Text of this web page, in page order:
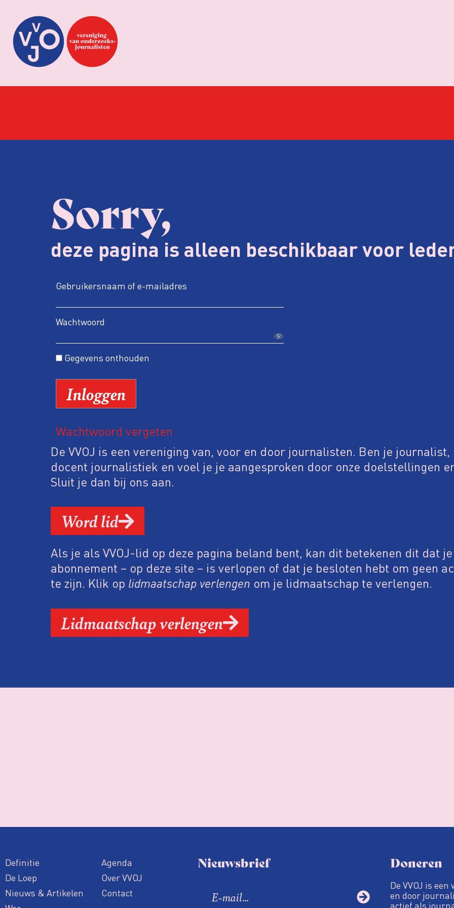
Sorry,
deze pagina is alleen beschikbaar voor
Gebruikersnaam of e-mailadres
Wachtwoord
Gegevens onthouden
Wachtwoord vergeten
De VVOJ is een vereniging van, voor en door journalisten. Ben je
docent journalistiek en voel je je aangesproken door onze doelstellingen
Sluit je dan bij ons aan.
Word lid
Als je als VVOJ-lid op deze pagina beland bent, kan dit betekenen dit dat
abonnement – op deze site – is verlopen of dat je besloten hebt om geen
te zijn. Klik op lidmaatschap verlengen om je lidmaatschap te verlengen.
Lidmaatschap verlengen
Definitie
De Loep
Nieuws & Artikelen
Agenda
Over VVOJ
Contact
Nieuwsbrief Doneren
De VVOJ is
en door
actief als